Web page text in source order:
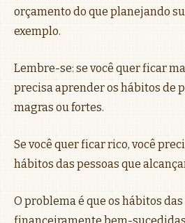
orçamento do que planejando
exemplo.
Lembre-se: se você quer ficar
precisa aprender os hábitos de
magras ou fortes.
Se você quer ficar rico, você
hábitos das pessoas que
O problema é que os hábitos das